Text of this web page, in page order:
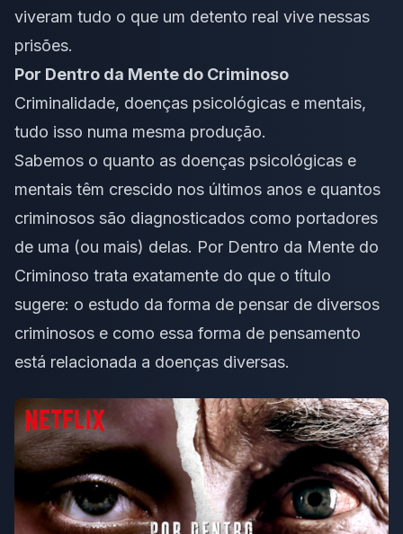
viveram tudo o que um detento real vive nessas
prisões.
Por Dentro da Mente do Criminoso
Criminalidade, doenças psicológicas e mentais,
tudo isso numa mesma produção.
Sabemos o quanto as doenças psicológicas e
mentais têm crescido nos últimos anos e quantos
criminosos são diagnosticados como portadores
de uma (ou mais) delas. Por Dentro da Mente do
Criminoso trata exatamente do que o título
sugere: o estudo da forma de pensar de diversos
criminosos e como essa forma de pensamento
está relacionada a doenças diversas.